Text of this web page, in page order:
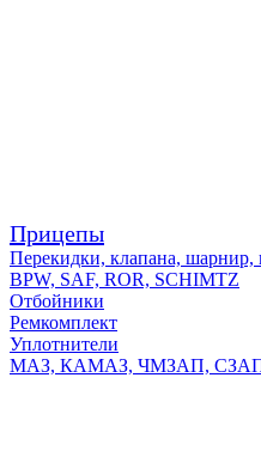
Прицепы
Перекидки, клапана, шарнир,
BPW, SAF, ROR, SCHIMTZ
Отбойники
Ремкомплект
Уплотнители
МАЗ, КАМАЗ, ЧМЗАП,